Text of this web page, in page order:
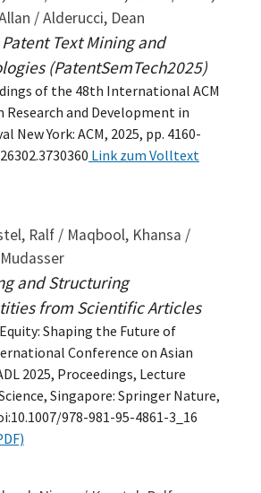
/ Alderucci, Dean
Text Mining and
(PatentSemTech2025)
of the 48th International ACM
Research and Development in
York: ACM, 2025, pp. 4160-
Link zum Volltext
Ralf / Maqbool, Khansa /
and Structuring
from Scientific Articles
Shaping the Future of
Conference on Asian
2025, Proceedings, Lecture
Singapore: Springer Nature,
978-981-95-4861-3_16